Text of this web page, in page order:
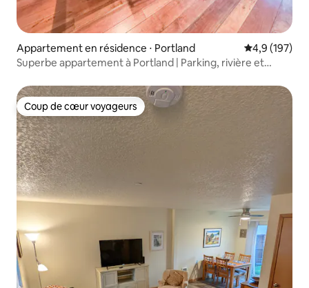
Appartement en résidence ⋅ Portland Évaluation
4,9 (197)
Superbe appartement à Portland | Parking, rivière et
Coup de cœur voyageurs
Coup de cœur voyageurs